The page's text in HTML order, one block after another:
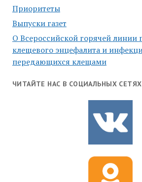
Приоритеты
Выпуски газет
О Всероссийской горячей линии
клещевого энцефалита и
передающихся клещами
ЧИТАЙТЕ НАС В СОЦИАЛЬНЫХ СЕТЯХ